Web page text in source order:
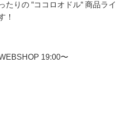
たりの “ココロオドル“ 商品ライ
！
19:00〜